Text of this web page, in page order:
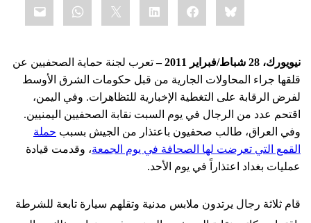
Bluesky
Facebook
LinkedIn
نيويورك، 28 شباط/فبراير 2011 –
تعرب لجنة حماية الصحفيين عن
قلقها جراء المحاولات الجارية من قبل حكومات الشرق الأوسط
لفرض الرقابة على التغطية الإخبارية للتظاهرات. وفي اليمن،
اقتحم عدد من الرجال في يوم السبت نقابة الصحفيين اليمنيين.
وفي العراق، طالب صحفيون باعتذار من الجيش بسبب حملة
القمع التي تعرضت لها الصحافة في يوم الجمعة، وقدمت قيادة
عمليات بغداد اعتذاراً في يوم الأحد.
قام ثلاثة رجال يرتدون ملابس مدنية وتقلهم سيارة تابعة للشرطة